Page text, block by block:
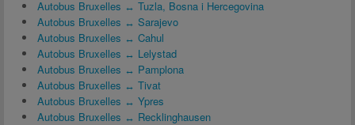
Autobus Bruxelles ↔ Tuzla, Bosna i Hercegovina
Autobus Bruxelles ↔ Sarajevo
Autobus Bruxelles ↔ Cahul
Autobus Bruxelles ↔ Lelystad
Autobus Bruxelles ↔ Pamplona
Autobus Bruxelles ↔ Tivat
Autobus Bruxelles ↔ Ypres
Autobus Bruxelles ↔ Recklinghausen